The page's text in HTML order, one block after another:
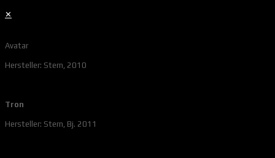
✕
Avatar
Hersteller: Stern, 2010
Tron
Hersteller: Stern, Bj. 2011